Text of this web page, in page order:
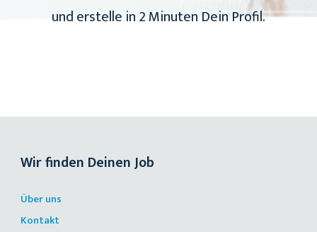
und erstelle in 2 Minuten Dein Profil.
Wir finden Deinen Job
Über uns
Kontakt